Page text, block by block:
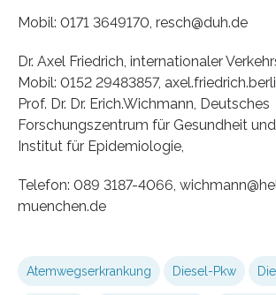
Mobil: 0171 3649170, resch@duh.de
Dr. Axel Friedrich, internationaler
Mobil: 0152 29483857,
Prof. Dr. Dr. Erich.Wichmann, Deutsches
Forschungszentrum für Gesundheit
Institut für Epidemiologie,
Telefon: 089 3187-4066,
muenchen.de
Atemwegserkrankung Diesel-Pkw